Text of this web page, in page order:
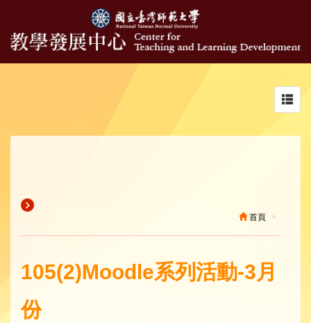
首頁
105(2)Moodle系列活動-3月
份